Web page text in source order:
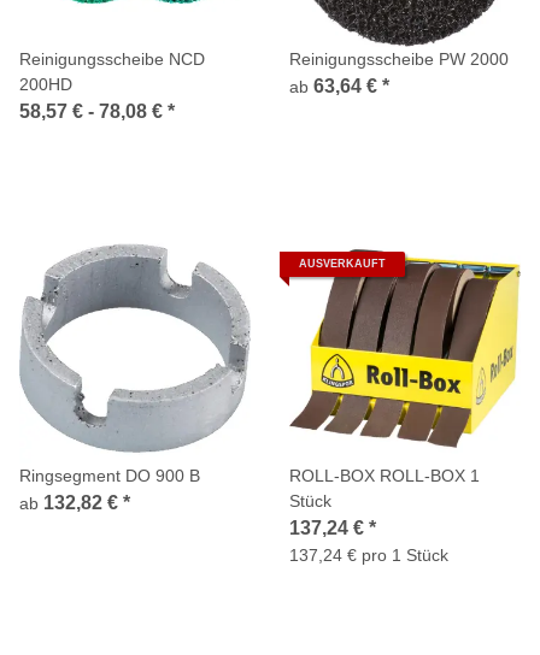
Reinigungsscheibe NCD
200HD
58,57 € - 78,08 € *
Reinigungsscheibe PW 2000
ab 63,64 € *
Ringsegment DO 900 B
ab 132,82 € *
AUSVERKAUFT
ROLL-BOX ROLL-BOX 1
Stück
137,24 € *
137,24 € pro 1 Stück